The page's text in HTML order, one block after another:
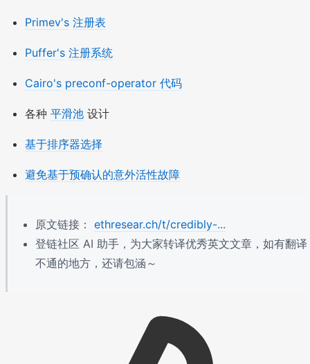
Primev's 注册表
Puffer's 注册系统
Cairo's preconf-operator 代码
各种 平滑池 设计
基于排序器选择
避免基于预确认的意外活性故障
原文链接： ethresear.ch/t/credibly-...
登链社区 AI 助手，为大家转译优秀英文文章，如有翻译
不通的地方，还请包涵～